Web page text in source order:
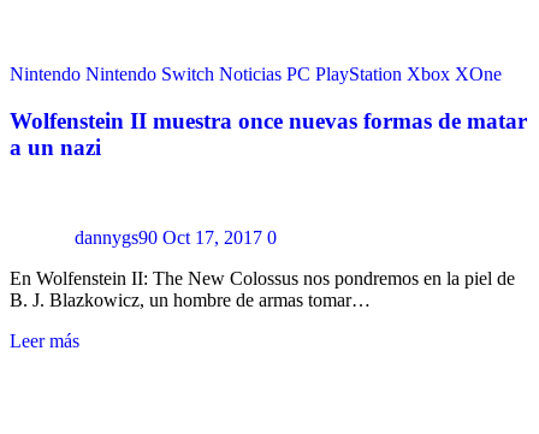
Nintendo Nintendo Switch Noticias PC PlayStation Xbox XOne
Wolfenstein II muestra once nuevas formas de matar
a un nazi
dannygs90 Oct 17, 2017 0
En Wolfenstein II: The New Colossus nos pondremos en la piel de
B. J. Blazkowicz, un hombre de armas tomar…
Leer más